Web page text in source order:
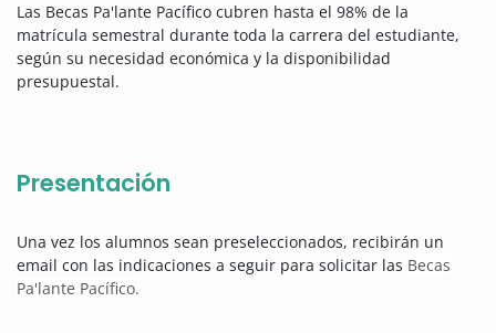
Las Becas Pa'lante Pacífico cubren hasta el 98% de la
matrícula semestral durante toda la carrera del estudiante,
según su necesidad económica y la disponibilidad
presupuestal.
Presentación
Una vez los alumnos sean preseleccionados, recibirán un
email con las indicaciones a seguir para solicitar las Becas
Pa'lante Pacífico.